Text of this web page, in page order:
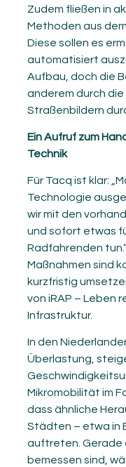
Zudem fließen in
Methoden aus
Diese sollen es
automatisiert
Aufbau, doch die
anderem durch die
Straßenbildern
Ein Aufruf zum
Technik
Für Tacq ist klar:
Technologie
wir mit den
und sofort etwas
Radfahrenden
Maßnahmen sind
kurzfristig
von iRAP – Leben
Infrastruktur.
In den
Überlastung,
Mikromobilität im
dass ähnliche
Städten – etwa in
auftreten. Gerade
bemessen sind,